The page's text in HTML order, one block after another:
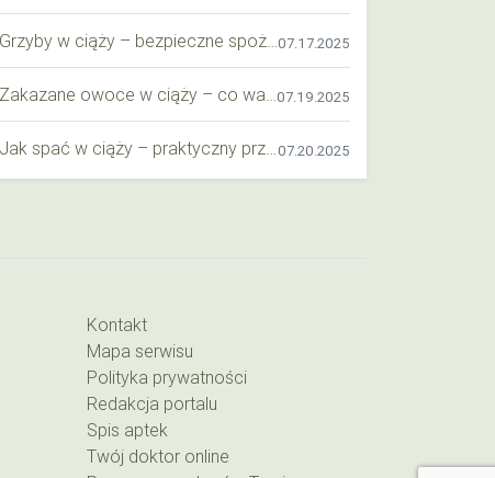
07.17.2025
07.19.2025
07.20.2025
Kontakt
Mapa serwisu
Polityka prywatności
Redakcja portalu
Spis aptek
Twój doktor online